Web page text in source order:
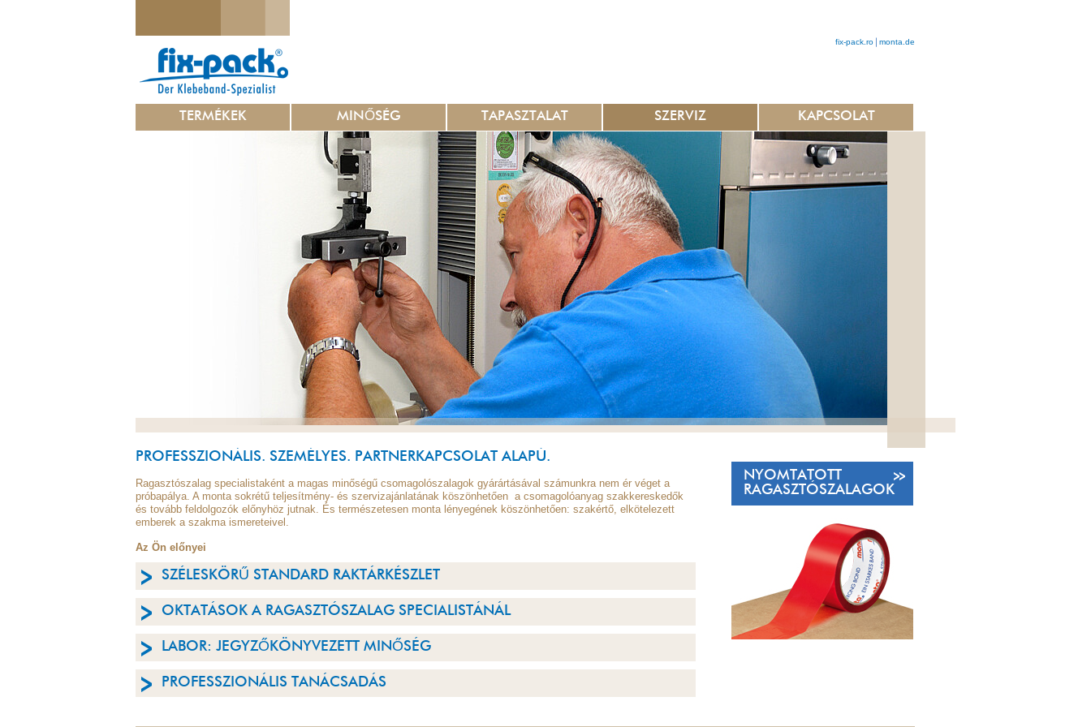
fix-pack.ro monta.de
TERMÉKEK MINŐSÉG TAPASZTALAT SZERVIZ KAPCSOLAT
PROFESSZIONÁLIS. SZEMÉLYES. PARTNERKAPCSOLAT ALAPÚ.
Ragasztószalag specialistaként a magas minőségű csomagolószalagok gyárártásával számunkra nem ér véget a
próbapálya. A monta sokrétű teljesítmény- és szervizajánlatának köszönhetően a csomagolóanyag szakkereskedők
és tovább feldolgozók előnyhöz jutnak. És természetesen monta lényegének köszönhetően: szakértő, elkötelezett
emberek a szakma ismereteivel.
Az Ön előnyei
SZÉLESKÖRŰ STANDARD RAKTÁRKÉSZLET
OKTATÁSOK A RAGASZTÓSZALAG SPECIALISTÁNÁL
LABOR: JEGYZŐKÖNYVEZETT MINŐSÉG
PROFESSZIONÁLIS TANÁCSADÁS
NYOMTATOTT
RAGASZTÓSZALAGOK